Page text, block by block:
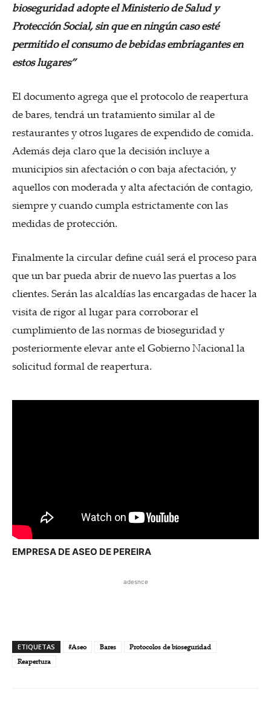
bioseguridad adopte el Ministerio de Salud y
Protección Social, sin que en ningún caso esté
permitido el consumo de bebidas embriagantes en
estos lugares”
El documento agrega que el protocolo de reapertura
de bares, tendrá un tratamiento similar al de
restaurantes y otros lugares de expendido de comida.
Además deja claro que la decisión incluye a
municipios sin afectación o con baja afectación, y
aquellos con moderada y alta afectación de contagio,
siempre y cuando cumpla estrictamente con las
medidas de protección.
Finalmente la circular define cuál será el proceso para
que un bar pueda abrir de nuevo las puertas a los
clientes. Serán las alcaldías las encargadas de hacer la
visita de rigor al lugar para corroborar el
cumplimiento de las normas de bioseguridad y
posteriormente elevar ante el Gobierno Nacional la
solicitud formal de reapertura.
EMPRESA DE ASEO DE PEREIRA
adesnce
ETIQUETAS #Aseo Bares
Protocolos de bioseguridad
Reapertura